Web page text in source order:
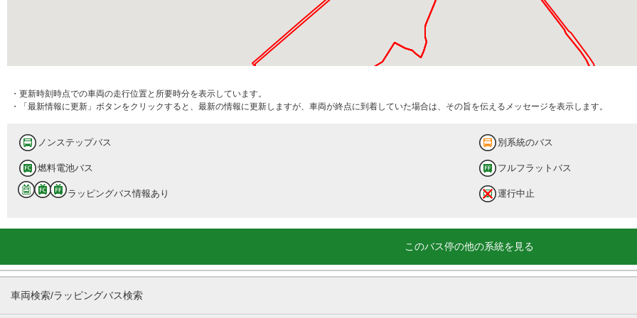
・更新時刻時点での車両の走行位置と所要時分を表示しています。
・「最新情報に更新」ボタンをクリックすると、最新の情報に更新しますが、車両が終点に到着していた場合は、その旨を伝えるメッセージを表示します。
ノンステップバス 別系統のバス
燃料電池バス フルフラットバス
ラッピングバス情報あり 運行中止
このバス停の他の系統を見る
車両検索/ラッピングバス検索